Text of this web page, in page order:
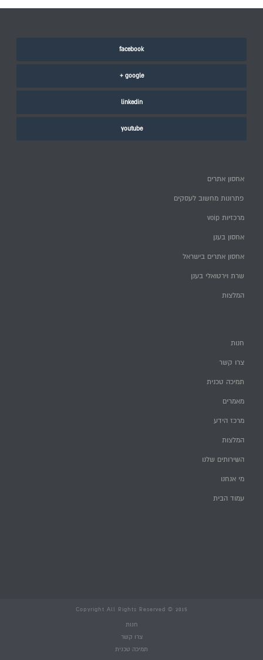
facebook
google +
linkedin
youtube
אחסון אתרים
פתרונות מחשוב לעסקים
מרכזיות voip
אחסון בענן
אחסון אתרים בישראל
שרת וירטואלי בענן
המלצות
חנות
צרו קשר
תמיכה טכנית
מאמרים
מרכז הידע
המלצות
השירותים שלנו
מי אנחנו
עמוד הבית
Copyright All Rights Reserved © 2015
חנות
צרו קשר
תמיכה טכנית